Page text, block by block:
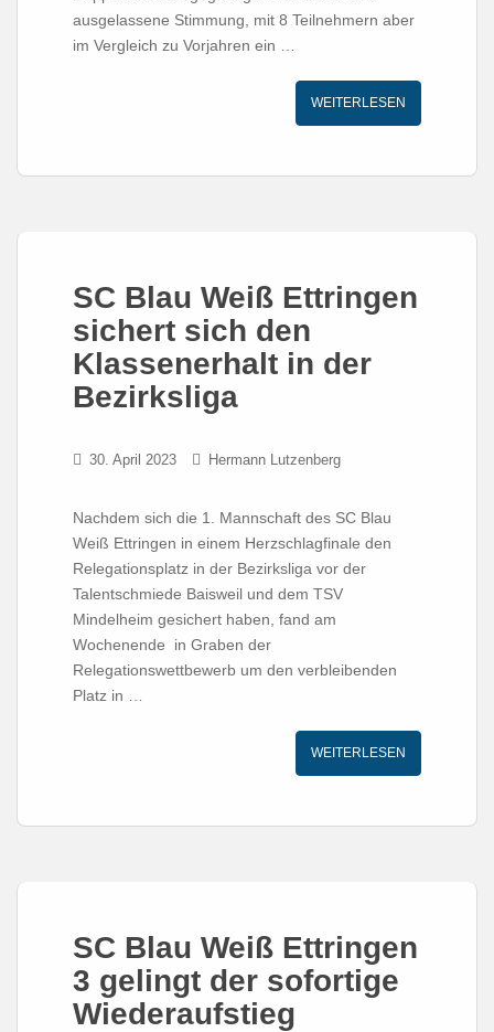
ausgelassene Stimmung, mit 8 Teilnehmern aber
im Vergleich zu Vorjahren ein …
WEITERLESEN
SC Blau Weiß Ettringen
sichert sich den
Klassenerhalt in der
Bezirksliga
30. April 2023 Hermann Lutzenberg
Nachdem sich die 1. Mannschaft des SC Blau
Weiß Ettringen in einem Herzschlagfinale den
Relegationsplatz in der Bezirksliga vor der
Talentschmiede Baisweil und dem TSV
Mindelheim gesichert haben, fand am
Wochenende in Graben der
Relegationswettbewerb um den verbleibenden
Platz in …
WEITERLESEN
SC Blau Weiß Ettringen
3 gelingt der sofortige
Wiederaufstieg